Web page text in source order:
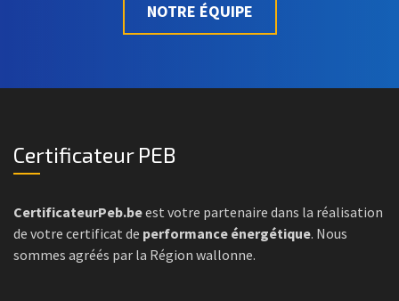
NOTRE ÉQUIPE
Certificateur PEB
CertificateurPeb.beest votre partenaire dans la réalisation
de votre certificat de performance énergétique. Nous
sommes agréés par la Région wallonne.